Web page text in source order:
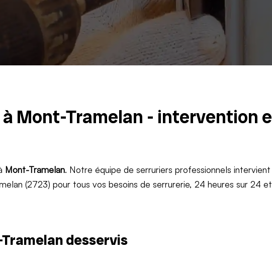
Mont-Tramelan - intervention
Mont-Tramelan. Notre équipe de serruriers professionnels intervient
(2723) pour tous vos besoins de serrurerie, 24 heures sur 24
desservis